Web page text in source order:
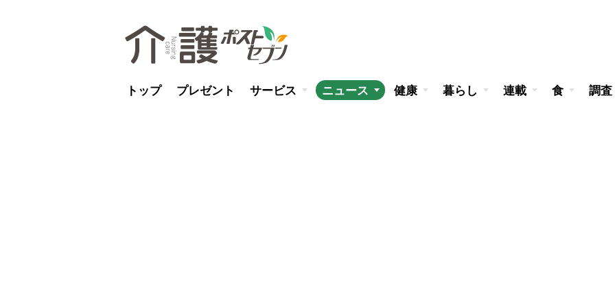
トップ プレゼント サービス ニュース 健康 暮らし 連載 食 調査